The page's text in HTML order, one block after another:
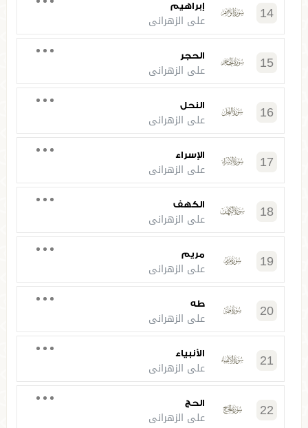
14 إبراهيم
علي الزهراني
15 الحجر
علي الزهراني
16 النحل
علي الزهراني
17 الإسراء
علي الزهراني
18 الكهف
علي الزهراني
19 مريم
علي الزهراني
20 طه
علي الزهراني
21 الأنبياء
علي الزهراني
22 الحج
علي الزهراني